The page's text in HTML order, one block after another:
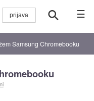
☰
Samsung Chromebooku